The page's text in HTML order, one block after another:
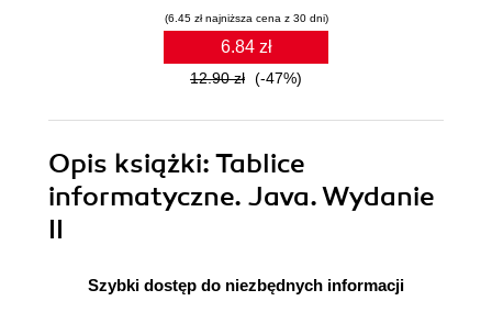
(6.45 zł najniższa cena z 30 dni)
6.84 zł
12.90 zł (-47%)
Opis książki: Tablice
informatyczne. Java. Wydanie
II
Szybki dostęp do niezbędnych informacji